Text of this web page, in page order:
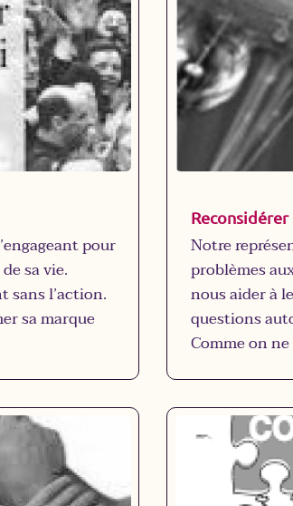
pour
sa vie.
sans l’action.
sa marque
10 années
choix
(haut
Reconsidérer
Notre
problèmes
nous aider à
questions
Comme on
entreprise
intervient
fossiles
n’est pas